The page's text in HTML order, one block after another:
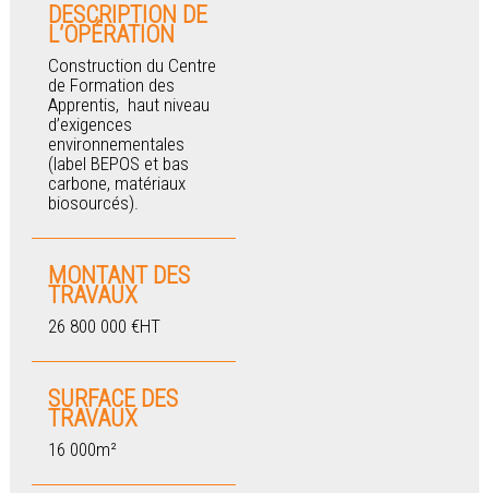
DESCRIPTION DE
L’OPÉRATION
Construction du Centre
de Formation des
Apprentis, haut niveau
d’exigences
environnementales
(label BEPOS et bas
carbone, matériaux
biosourcés).
MONTANT DES
TRAVAUX
26 800 000 €HT
SURFACE DES
TRAVAUX
16 000m²